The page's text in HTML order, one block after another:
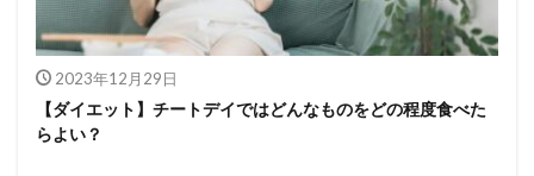
2023年12月29日
【ダイエット】チートデイではどんなものをどの程度食べた
らよい？